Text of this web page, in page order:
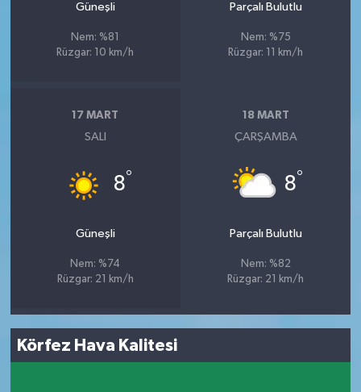
Güneşli
Nem: %81
Rüzgar: 10 km/h
Parçalı Bulutlu
Nem: %75
Rüzgar: 11 km/h
17 MART
SALI
8°
Güneşli
Nem: %74
Rüzgar: 21 km/h
18 MART
ÇARŞAMBA
8°
Parçalı Bulutlu
Nem: %82
Rüzgar: 21 km/h
Körfez Hava Kalitesi